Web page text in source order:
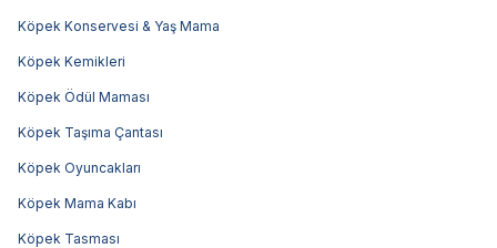
Köpek Konservesi & Yaş Mama
Köpek Kemikleri
Köpek Ödül Maması
Köpek Taşıma Çantası
Köpek Oyuncakları
Köpek Mama Kabı
Köpek Tasması